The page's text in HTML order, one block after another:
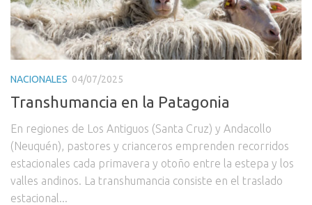
NACIONALES 04/07/2025
Transhumancia en la Patagonia
En regiones de Los Antiguos (Santa Cruz) y Andacollo
(Neuquén), pastores y crianceros emprenden recorridos
estacionales cada primavera y otoño entre la estepa y los
valles andinos. La transhumancia consiste en el traslado
estacional...